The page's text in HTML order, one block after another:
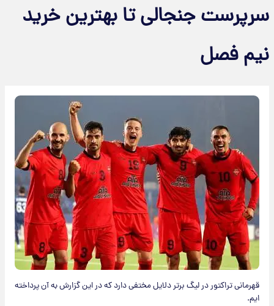
سرپرست جنجالی تا بهترین خرید
نیم فصل
قهرمانی تراکتور در لیگ برتر دلایل مختفی دارد که در این گزارش به آن پرداخته
ایم.